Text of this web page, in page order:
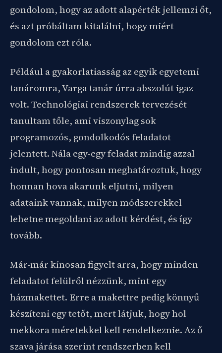
gondolom, hogy az adott alapérték jellemzi őt,
és azt próbáltam kitalálni, hogy miért
gondolom ezt róla.
Például a gyakorlatiasság az egyik egyetemi
tanáromra, Varga tanár úrra abszolút igaz
volt. Technológiai rendszerek tervezését
tanultam tőle, ami viszonylag sok
programozós, gondolkodós feladatot
jelentett. Nála egy-egy feladat mindig azzal
indult, hogy pontosan meghatároztuk, hogy
honnan hova akarunk eljutni, milyen
adataink vannak, milyen módszerekkel
lehetne megoldani az adott kérdést, és így
tovább.
Már-már kínosan figyelt arra, hogy minden
feladatot felülről nézzünk, mint egy
házmakettet. Erre a makettre pedig könnyű
készíteni egy tetőt, mert látjuk, hogy hol
mekkora méretekkel kell rendelkeznie. Az ő
szava járása szerint rendszerben kell